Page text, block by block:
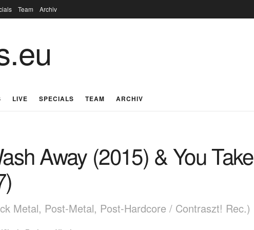
Team Archiv
LIVE SPECIALS TEAM ARCHIV
Away (2015) & You Take
Metal, Post-Metal, Post-Hardcore / Contraszt! Rec.)